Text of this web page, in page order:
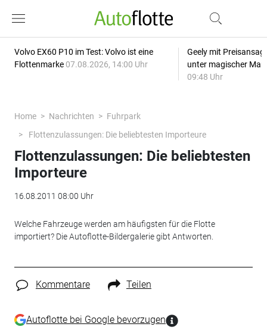
Volvo EX60 P10 im Test: Volvo ist eine
Flottenmarke 07.08.2026, 14:00 Uhr
Geely mit
unter magischer
09:48 Uhr
Home Nachrichten
Fuhrpark
Flottenzulassungen: Die beliebtesten Importeure
Flottenzulassungen: Die beliebtesten
Importeure
16.08.2011 08:00 Uhr
Welche Fahrzeuge werden am häufigsten für die Flotte
importiert? Die Autoflotte-Bildergalerie gibt Antworten.
Kommentare Teilen
Autoflotte bei Google bevorzugen